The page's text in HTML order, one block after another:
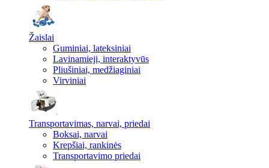
Žaislai
Guminiai, lateksiniai
Lavinamieji, interaktyvūs
Pliušiniai, medžiaginiai
Virviniai
Transportavimas, narvai, priedai
Boksai, narvai
Krepšiai, rankinės
Transportavimo priedai